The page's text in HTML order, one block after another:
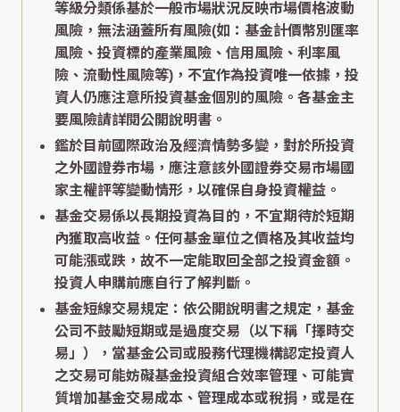
等級分類係基於一般市場狀況反映市場價格波動
風險，無法涵蓋所有風險(如：基金計價幣別匯率
風險、投資標的產業風險、信用風險、利率風
險、流動性風險等)，不宜作為投資唯一依據，投
資人仍應注意所投資基金個別的風險。各基金主
要風險請詳閱公開說明書。
鑑於目前國際政治及經濟情勢多變，對於所投資
之外國證券市場，應注意該外國證券交易市場國
家主權評等變動情形，以確保自身投資權益。
基金交易係以長期投資為目的，不宜期待於短期
內獲取高收益。任何基金單位之價格及其收益均
可能漲或跌，故不一定能取回全部之投資金額。
投資人申購前應自行了解判斷。
基金短線交易規定：依公開說明書之規定，基金
公司不鼓勵短期或是過度交易（以下稱「擇時交
易」），當基金公司或股務代理機構認定投資人
之交易可能妨礙基金投資組合效率管理、可能實
質增加基金交易成本、管理成本或稅捐，或是在